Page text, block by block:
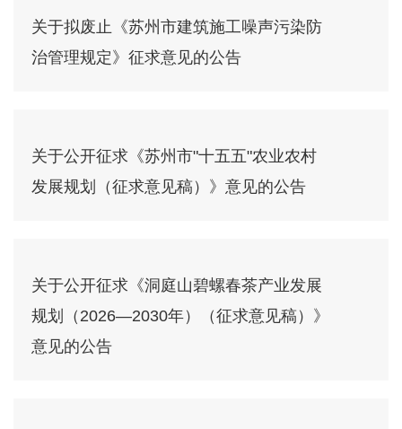
关于拟废止《苏州市建筑施工噪声污染防
治管理规定》征求意见的公告
关于公开征求《苏州市"十五五"农业农村
发展规划（征求意见稿）》意见的公告
关于公开征求《洞庭山碧螺春茶产业发展
规划（2026—2030年）（征求意见稿）》
意见的公告